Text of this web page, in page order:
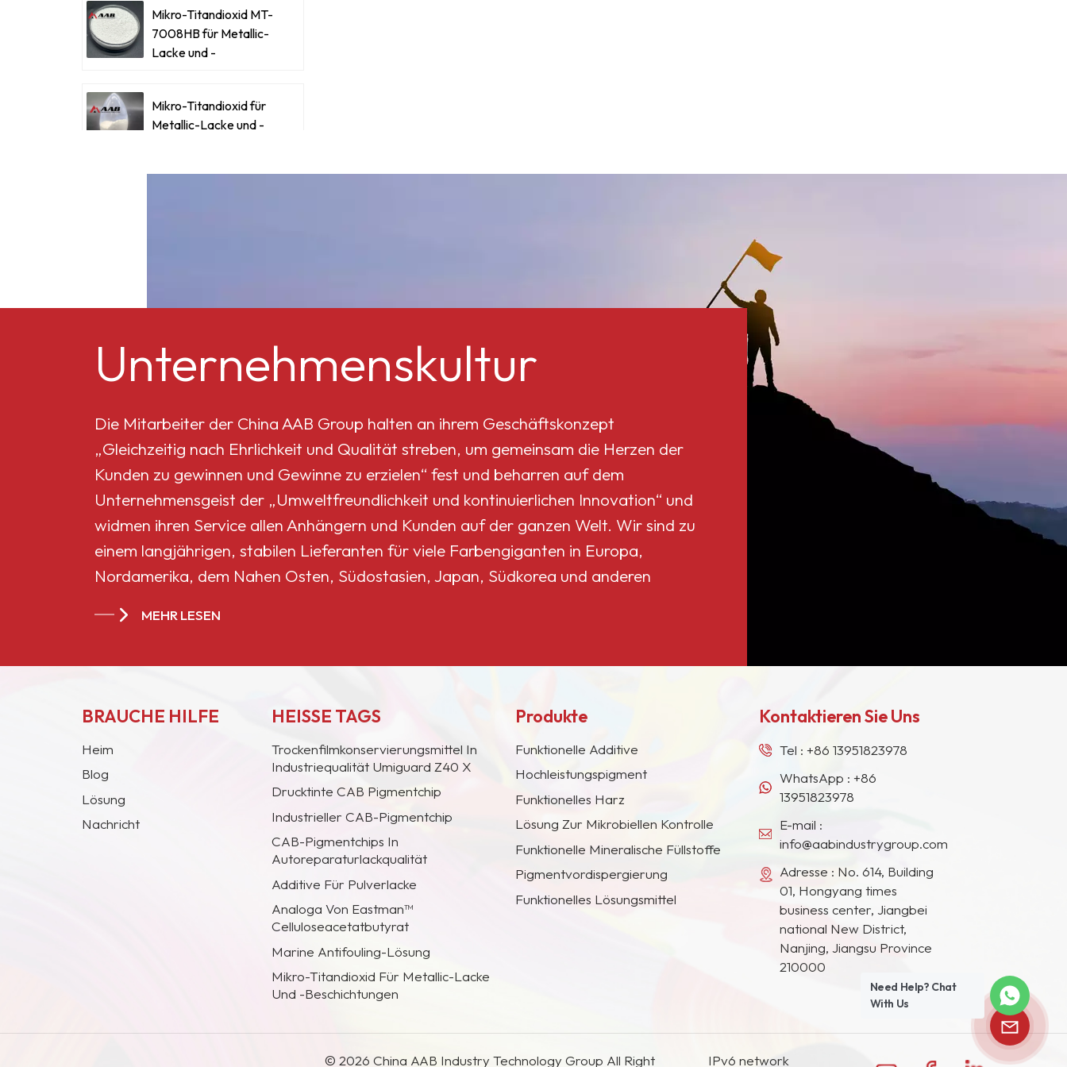
Härte und Abriebfestigkeit von
alkalische
verbessern.
Mikro-Titandioxid MT-
7008HB für Metallic-
Lacke und -
Mikro-Titandioxid für
Metallic-Lacke und -
Mikro-Titandioxid MT-
Celluloseacetatbutyrat
551-0,01
China
Celluloseacetatbutyrat
CAB-381-20
Unternehmenskultur
Die Mitarbeiter der China AAB Group halten an ihrem Geschäftskonzept
„Gleichzeitig nach Ehrlichkeit und Qualität streben, um gemeinsam die Herzen der
Kunden zu gewinnen und Gewinne zu erzielen“ fest und beharren auf dem
Unternehmensgeist der „Umweltfreundlichkeit und kontinuierlichen Innovation“ und
widmen ihren Service allen Anhängern und Kunden auf der ganzen Welt. Wir sind zu
einem langjährigen, stabilen Lieferanten für viele Farbengiganten in Europa,
Nordamerika, dem Nahen Osten, Südostasien, Japan, Südkorea und anderen
MEHR LESEN
BRAUCHE HILFE
Heim
Blog
Lösung
Nachricht
HEISSE TAGS
Trockenfilmkonservierungsmittel In
Industriequalität Umiguard Z40 X
Drucktinte CAB Pigmentchip
Industrieller CAB-Pigmentchip
CAB-Pigmentchips In
Autoreparaturlackqualität
Additive Für Pulverlacke
Analoga Von Eastman™
Celluloseacetatbutyrat
Marine Antifouling-Lösung
Mikro-Titandioxid Für Metallic-Lacke
Und -Beschichtungen
Produkte
Funktionelle Additive
Hochleistungspigment
Funktionelles Harz
Lösung Zur Mikrobiellen Kontrolle
Funktionelle Mineralische Füllstoffe
Pigmentvordispergierung
Funktionelles Lösungsmittel
Kontaktieren Sie Uns
Tel :+86 13951823978
WhatsApp :+86
13951823978
E-mail :
info@aabindustrygroup.com
Adresse : No. 614, Building
01, Hongyang times
business center, Jiangbei
national New District,
Nanjing, Jiangsu Province
210000
© 2026 China AAB Industry Technology Group All Right IPv6 network
Need Help? Chat
With Us